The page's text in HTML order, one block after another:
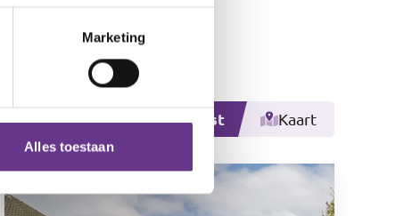
Marketing
Alles toestaan
Lijst Kaart